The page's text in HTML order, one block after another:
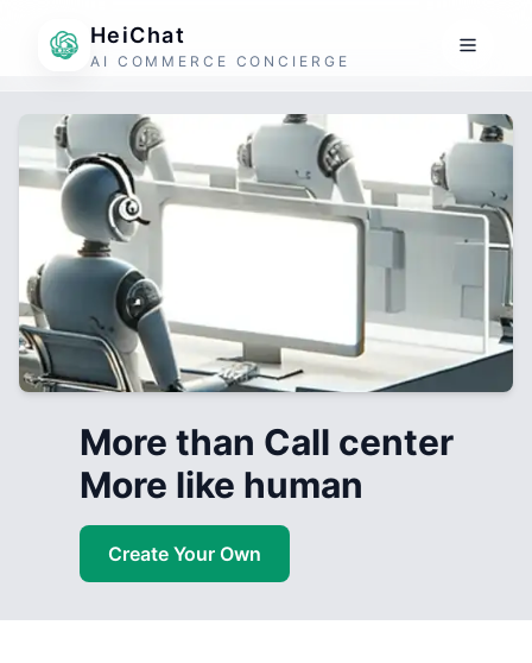
HeiChat
AI COMMERCE CONCIERGE
More than Call center
More like human
Create Your Own